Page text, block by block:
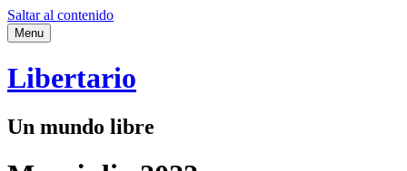
Saltar al contenido
Menu
Libertario
Un mundo libre